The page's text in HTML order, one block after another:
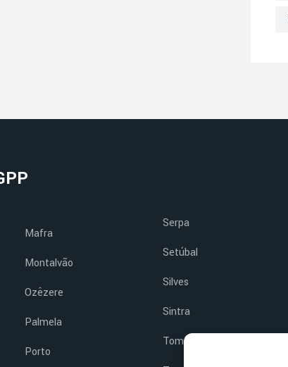
Mafra
Montalvão
Ozêzere
Palmela
Porto
Serpa
Setúbal
Silves
Sintra
Tomar